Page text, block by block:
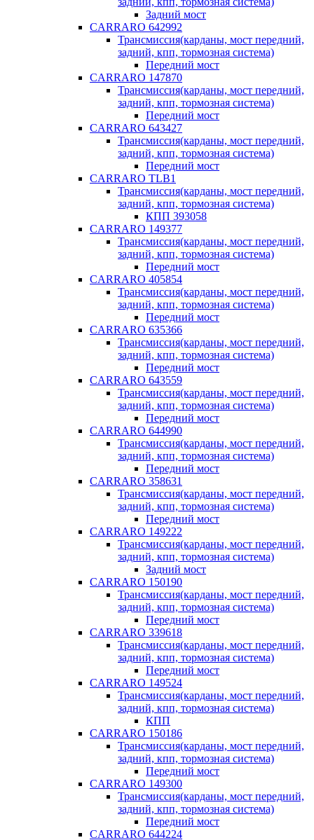
Задний мост
CARRARO 642992
Трансмиссия(карданы, мост передний,
задний, кпп, тормозная система)
Передний мост
CARRARO 147870
Трансмиссия(карданы, мост передний,
задний, кпп, тормозная система)
Передний мост
CARRARO 643427
Трансмиссия(карданы, мост передний,
задний, кпп, тормозная система)
Передний мост
CARRARO TLB1
Трансмиссия(карданы, мост передний,
задний, кпп, тормозная система)
КПП 393058
CARRARO 149377
Трансмиссия(карданы, мост передний,
задний, кпп, тормозная система)
Передний мост
CARRARO 405854
Трансмиссия(карданы, мост передний,
задний, кпп, тормозная система)
Передний мост
CARRARO 635366
Трансмиссия(карданы, мост передний,
задний, кпп, тормозная система)
Передний мост
CARRARO 643559
Трансмиссия(карданы, мост передний,
задний, кпп, тормозная система)
Передний мост
CARRARO 644990
Трансмиссия(карданы, мост передний,
задний, кпп, тормозная система)
Передний мост
CARRARO 358631
Трансмиссия(карданы, мост передний,
задний, кпп, тормозная система)
Передний мост
CARRARO 149222
Трансмиссия(карданы, мост передний,
задний, кпп, тормозная система)
Задний мост
CARRARO 150190
Трансмиссия(карданы, мост передний,
задний, кпп, тормозная система)
Передний мост
CARRARO 339618
Трансмиссия(карданы, мост передний,
задний, кпп, тормозная система)
Передний мост
CARRARO 149524
Трансмиссия(карданы, мост передний,
задний, кпп, тормозная система)
КПП
CARRARO 150186
Трансмиссия(карданы, мост передний,
задний, кпп, тормозная система)
Передний мост
CARRARO 149300
Трансмиссия(карданы, мост передний,
задний, кпп, тормозная система)
Передний мост
CARRARO 644224